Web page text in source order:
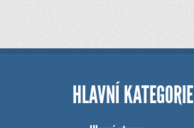
HLAVNÍ KATEGORIE